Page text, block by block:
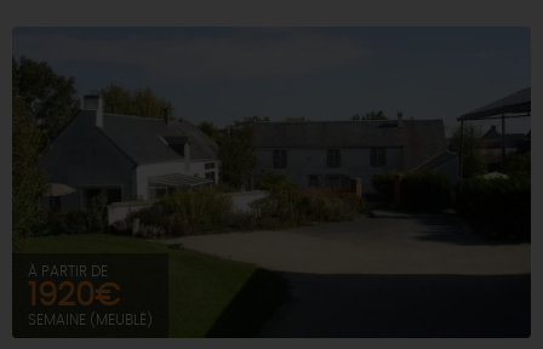
À PARTIR DE
1920€
SEMAINE (MEUBLÉ)